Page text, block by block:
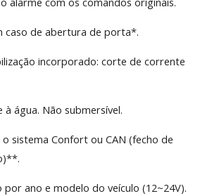
caso de abertura de porta*.
incorporado: corte de corrente
à água. Não submersível.
sistema Confort ou CAN (fecho de
por ano e modelo do veículo (12~24V).